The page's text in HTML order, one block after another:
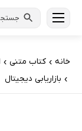
خانه › کتاب‌ متنی ›
› بازاریابی دیجیتال